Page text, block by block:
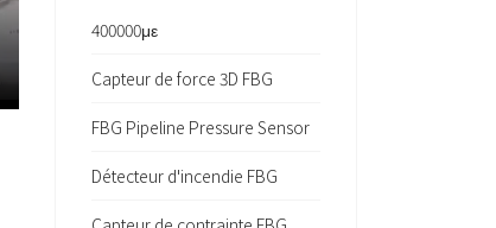
400000με
Capteur de force 3D FBG
FBG Pipeline Pressure Sensor
Détecteur d'incendie FBG